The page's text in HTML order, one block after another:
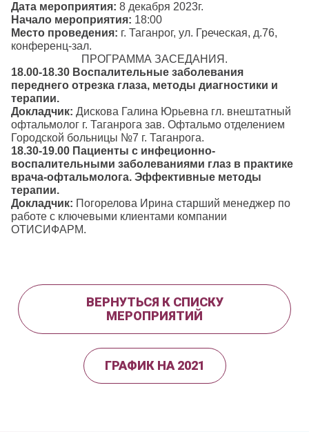
Дата мероприятия: 8 декабря 2023г.
Начало мероприятия: 18:00
Место проведения: г. Таганрог, ул. Греческая, д.76,
конференц-зал.
ПРОГРАММА ЗАСЕДАНИЯ.
18.00-18.30 Воспалительные заболевания
переднего отрезка глаза, методы диагностики и
терапии.
Докладчик: Дискова Галина Юрьевна гл. внештатный
офтальмолог г. Таганрога зав. Офтальмо отделением
Городской больницы №7 г. Таганрога.
18.30-19.00 Пациенты с инфеционно-
воспалительными заболеваниями глаз в практике
врача-офтальмолога. Эффективные методы
терапии.
Докладчик: Погорелова Ирина старший менеджер по
работе с ключевыми клиентами компании
ОТИСИФАРМ.
ВЕРНУТЬСЯ К СПИСКУ
МЕРОПРИЯТИЙ
ГРАФИК НА 2021